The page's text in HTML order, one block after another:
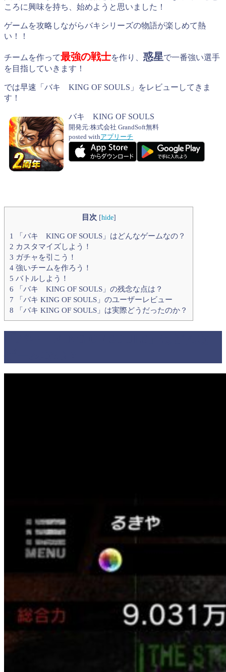
ころに興味を持ち、始めようと思いました！
ゲームを攻略しながらバキシリーズの物語が楽しめて熱
い！！
チームを作って最強の戦士を作り、 惑星で一番強い選手
を目指していきます！
では早速「バキ KING OF SOULS」をレビューしてきま
す！
バキ KING OF SOULS
開発元:株式会社 GrandSoft無料
posted withアプリーチ
目次 [hide]
1
「バキ KING OF SOULS」はどんなゲームなの？
2 カスタマイズしよう！
3 ガチャを引こう！
4 強いチームを作ろう！
5 バトルしよう！
6 「バキ KING OF SOULS」の残念な点は？
7 「バキ KING OF SOULS」のユーザーレビュー
8 「バキ KING OF SOULS」は実際どうだったのか？